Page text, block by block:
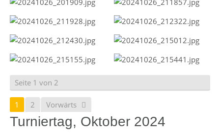
Seite 1 von 2
1 2 Vorwärts
Turniertag, Oktober 2024